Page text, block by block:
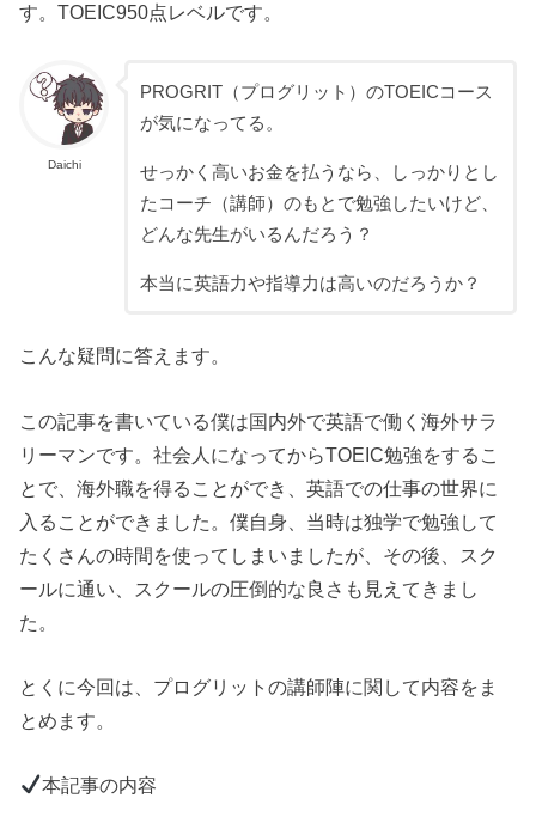
す。TOEIC950点レベルです。
Daichi
PROGRIT（プログリット）のTOEICコース
が気になってる。
せっかく高いお金を払うなら、しっかりとし
たコーチ（講師）のもとで勉強したいけど、
どんな先生がいるんだろう？
本当に英語力や指導力は高いのだろうか？
こんな疑問に答えます。
この記事を書いている僕は国内外で英語で働く海外サラ
リーマンです。社会人になってからTOEIC勉強をするこ
とで、海外職を得ることができ、英語での仕事の世界に
入ることができました。僕自身、当時は独学で勉強して
たくさんの時間を使ってしまいましたが、その後、スク
ールに通い、スクールの圧倒的な良さも見えてきまし
た。
とくに今回は、プログリットの講師陣に関して内容をま
とめます。
本記事の内容